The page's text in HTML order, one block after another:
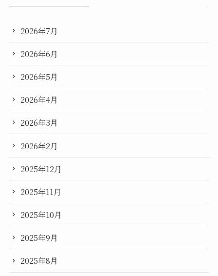
2026年7月
2026年6月
2026年5月
2026年4月
2026年3月
2026年2月
2025年12月
2025年11月
2025年10月
2025年9月
2025年8月